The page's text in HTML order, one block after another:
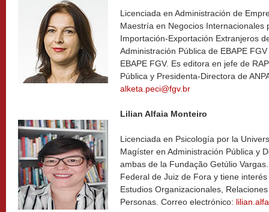
Licenciada en Administración de
Maestría en Negocios Internacionales
Importación-Exportación Extranjeros
Administración Pública de EBAPE
EBAPE FGV. Es editora en jefe de
Pública y Presidenta-Directora de
alketa.peci@fgv.br
Lilian Alfaia Monteiro
Licenciada en Psicología por la
Magíster en Administración Pública y
ambas de la Fundação Getúlio
Federal de Juiz de Fora y tiene
Estudios Organizacionales,
Personas. Correo electrónico: